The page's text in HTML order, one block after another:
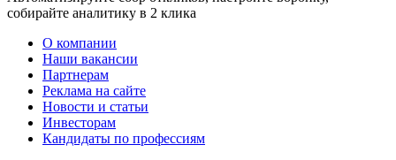
собирайте аналитику в 2 клика
О компании
Наши вакансии
Партнерам
Реклама на сайте
Новости и статьи
Инвесторам
Кандидаты по профессиям